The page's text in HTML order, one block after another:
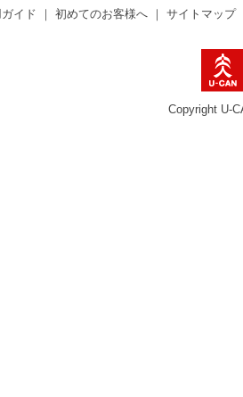
イド ｜初めてのお客様へ ｜サイトマップ
Copyright U-